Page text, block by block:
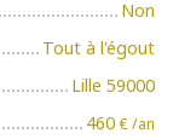
Non
Tout à l'égout
Lille 59000
460€ /an